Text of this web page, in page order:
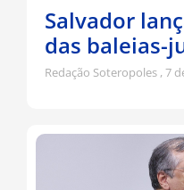
Salvador
das baleias-
Redação Soteropoles 7